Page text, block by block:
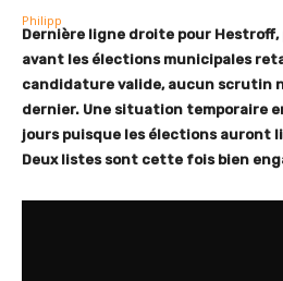
Dernière ligne droite pour Hestroff,
avant les élections municipales
candidature valide, aucun scrutin
dernier. Une situation temporaire
jours puisque les élections auront
Deux listes sont cette fois bien